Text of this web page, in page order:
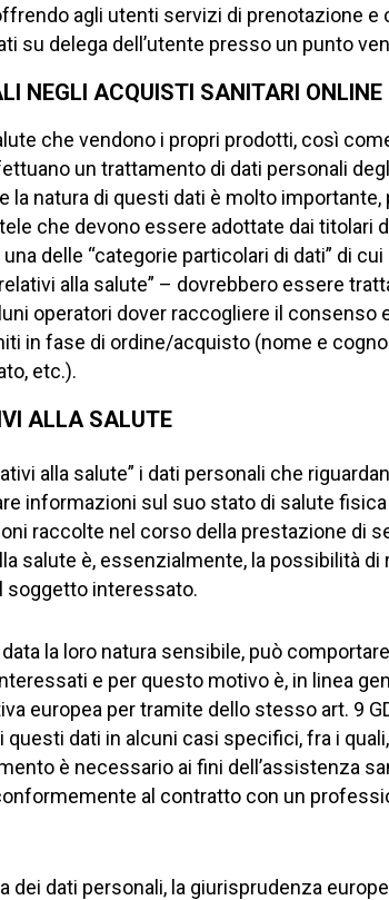
agli utenti servizi di prenotazione e
su delega dell’utente presso un punto
NEGLI ACQUISTI SANITARI ONLINE
che vendono i propri prodotti, così
un trattamento di dati personali
la natura di questi dati è molto importante,
che devono essere adottate dai titolari
delle “categorie particolari di dati” di cui
alla salute” – dovrebbero essere
operatori dover raccogliere il consenso
in fase di ordine/acquisto (nome e
etc.).
ALLA SALUTE
alla salute” i dati personali che
informazioni sul suo stato di salute
raccolte nel corso della prestazione di
salute è, essenzialmente, la possibilità di
soggetto interessato.
la loro natura sensibile, può
e per questo motivo è, in linea
europea per tramite dello stesso art. 9
dati in alcuni casi specifici, fra i
è necessario ai fini dell’assistenza
al contratto con un
dei dati personali, la giurisprudenza